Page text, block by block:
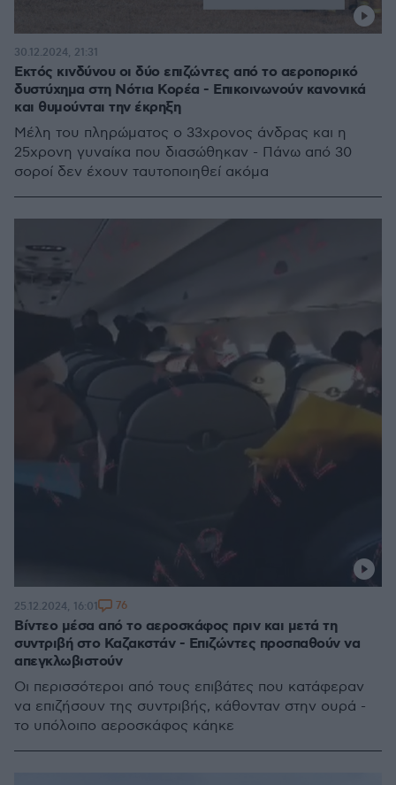
Εκτός κινδύνου οι δύο επιζώντες από το αεροπορικό
δυστύχημα στη Νότια Κορέα - Επικοινωνούν κανονικά
και θυμούνται την έκρηξη
Μέλη του πληρώματος ο 33χρονος άνδρας και η
25χρονη γυναίκα που διασώθηκαν - Πάνω από 30
σοροί δεν έχουν ταυτοποιηθεί ακόμα
30.12.2024, 21:31
Βίντεο μέσα από το αεροσκάφος πριν και μετά τη
συντριβή στο Καζακστάν - Επιζώντες προσπαθούν να
απεγκλωβιστούν
Οι περισσότεροι από τους επιβάτες που κατάφεραν
να επιζήσουν της συντριβής, κάθονταν στην ουρά -
το υπόλοιπο αεροσκάφος κάηκε
25.12.2024, 16:01 76